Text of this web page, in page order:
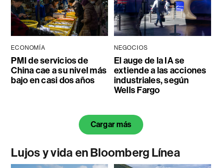
ECONOMÍA
PMI de servicios de
China cae a su nivel más
bajo en casi dos años
NEGOCIOS
El auge de la IA se
extiende a las acciones
industriales, según
Wells Fargo
Cargar más
Lujos y vida en Bloomberg Línea